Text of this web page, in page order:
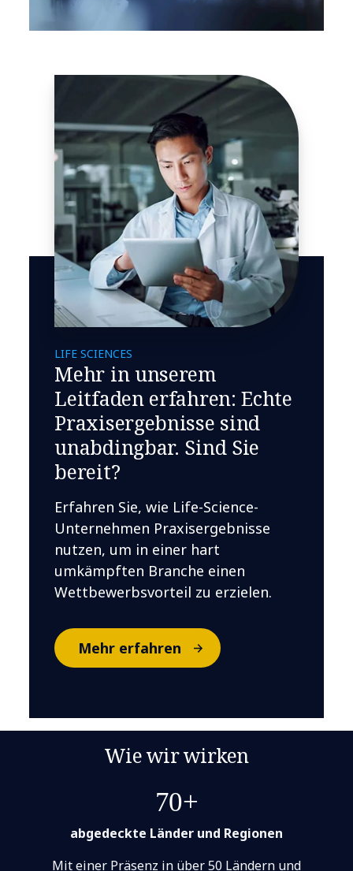
LIFE SCIENCES
Mehr in unserem
Leitfaden erfahren: Echte
Praxisergebnisse sind
unabdingbar. Sind Sie
bereit?
Erfahren Sie, wie Life-Science-
Unternehmen Praxisergebnisse
nutzen, um in einer hart
umkämpften Branche einen
Wettbewerbsvorteil zu erzielen.
Mehr erfahren
Wie wir wirken
70+
abgedeckte Länder und Regionen
Mit einer Präsenz in über 50 Ländern und